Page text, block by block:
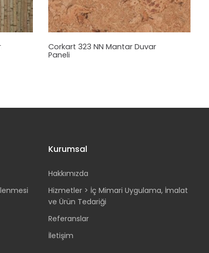
Corkart 323 NN Mantar Duvar
Paneli
Kurumsal
Hakkımızda
Hizmetler > İç Mimari Uygulama, İmalat
ve Ürün Tedariği
Referanslar
İletişim